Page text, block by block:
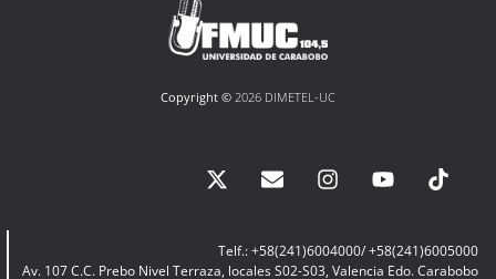
Copyright © 2026 DIMETEL-UC
Telf.: +58(241)6004000/ +58(241)6005000
Av. 107 C.C. Prebo Nivel Terraza, locales S02-S03, Valencia Edo. Carabobo